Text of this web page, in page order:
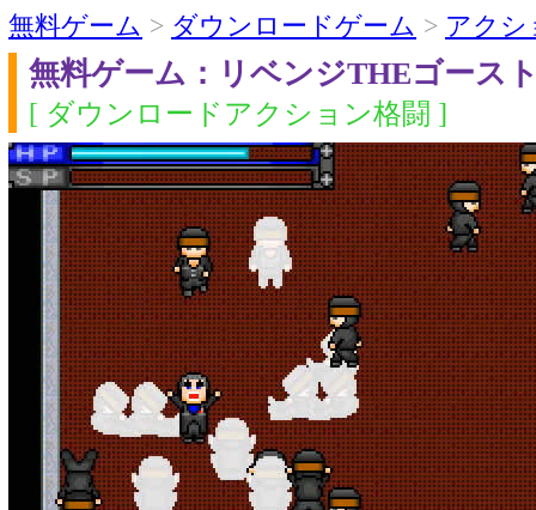
無料ゲーム > ダウンロードゲーム > アクシ
無料ゲーム：リベンジTHEゴース
[ ダウンロードアクション格闘 ]